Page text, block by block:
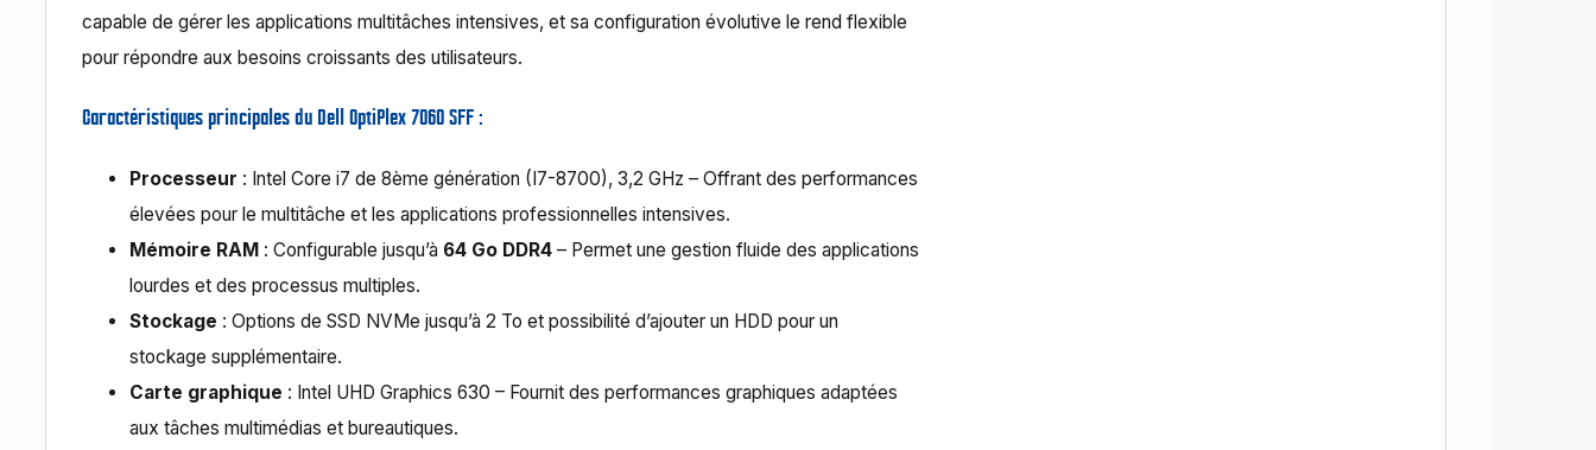
capable de gérer les applications multitâches intensives, et sa configuration évolutive le rend flexible
pour répondre aux besoins croissants des utilisateurs.
Caractéristiques principales du Dell OptiPlex 7060 SFF :
Processeur : Intel Core i7 de 8ème génération (I7-8700), 3,2 GHz – Offrant des performances
élevées pour le multitâche et les applications professionnelles intensives.
Mémoire RAM : Configurable jusqu’à 64 Go DDR4 – Permet une gestion fluide des applications
lourdes et des processus multiples.
Stockage : Options de SSD NVMe jusqu’à 2 To et possibilité d’ajouter un HDD pour un
stockage supplémentaire.
Carte graphique : Intel UHD Graphics 630 – Fournit des performances graphiques adaptées
aux tâches multimédias et bureautiques.